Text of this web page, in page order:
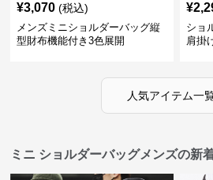
¥3,070 (税込)
メンズミニショルダーバッグ縦
型財布機能付き3色展開
¥
ショ
肩掛
人気アイテム一
ミニ ショルダーバッグメンズの新